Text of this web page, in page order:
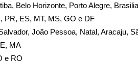
Belo Horizonte, Porto Alegre,
PR, ES, MT, MS, GO e DF
João Pessoa, Natal, Aracaju,
MA
e RO